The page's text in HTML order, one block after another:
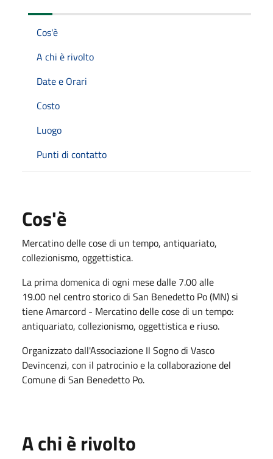
Cos'è
A chi è rivolto
Date e Orari
Costo
Luogo
Punti di contatto
Cos'è
Mercatino delle cose di un tempo, antiquariato,
collezionismo, oggettistica.
La prima domenica di ogni mese dalle 7.00 alle
19.00 nel centro storico di San Benedetto Po (MN) si
tiene Amarcord - Mercatino delle cose di un tempo:
antiquariato, collezionismo, oggettistica e riuso.
Organizzato dall'Associazione Il Sogno di Vasco
Devincenzi, con il patrocinio e la collaborazione del
Comune di San Benedetto Po.
A chi è rivolto